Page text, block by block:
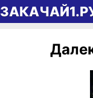
Перейти к